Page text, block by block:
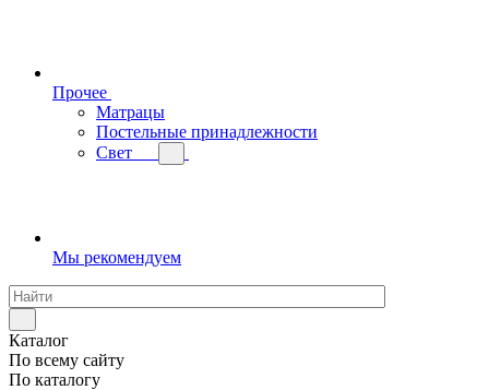
Прочее
Матрацы
Постельные принадлежности
Свет
Мы рекомендуем
Каталог
По всему сайту
По каталогу